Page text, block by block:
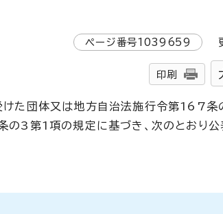
ページ番号1039659
印刷
た団体又は地方自治法施行令第167
3第1項の規定に基づき、次のとおり公